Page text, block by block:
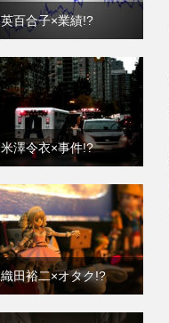
英百合子×業績!?
米澤令衣×事件!?
織田裕二×オタク!?